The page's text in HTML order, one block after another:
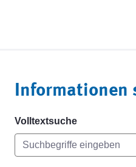
Informationen
Volltextsuche